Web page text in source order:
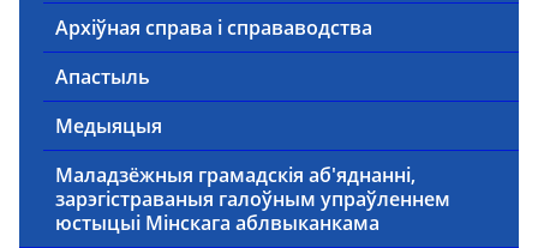
Архіўная справа і справаводства
Апастыль
Медыяцыя
Маладзёжныя грамадскія аб'яднанні,
зарэгістраваныя галоўным упраўленнем
юстыцыі Мінскага аблвыканкама